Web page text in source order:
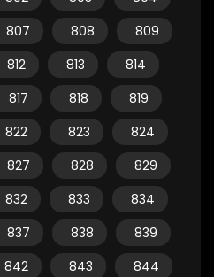
807 808
809
812 813
814
817 818
819
822 823
824
827 828
829
832 833
834
837 838
839
842 843
844